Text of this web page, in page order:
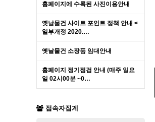
홈페이지에 수록된 사진이용안내
옛날물건 사이트 포인트 정책 안내 <
일부개정 2020.…
옛날물건 소장품 임대안내
홈페이지 정기점검 안내 (매주 일요
일 02시00분 ~0…
접속자집계